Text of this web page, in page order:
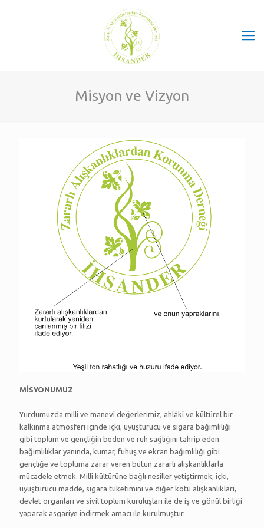
Misyon ve Vizyon
MİSYONUMUZ
Yurdumuzda millî ve manevî değerlerimiz, ahlâkî ve kültürel bir
kalkınma atmosferi içinde içki, uyuşturucu ve sigara bağımlılığı
gibi toplum ve gençliğin beden ve ruh sağlığını tahrip eden
bağımlılıklar yanında, kumar, fuhuş ve ekran bağımlılığı gibi
gençliğe ve topluma zarar veren bütün zararlı alışkanlıklarla
mücadele etmek. Millî kültürüne bağlı nesiller yetiştirmek; içki,
uyuşturucu madde, sigara tüketimini ve diğer kötü alışkanlıkları,
devlet organları ve sivil toplum kuruluşları ile de iş ve gönül birliği
yaparak asgariye indirmek amacı ile kurulmuştur.